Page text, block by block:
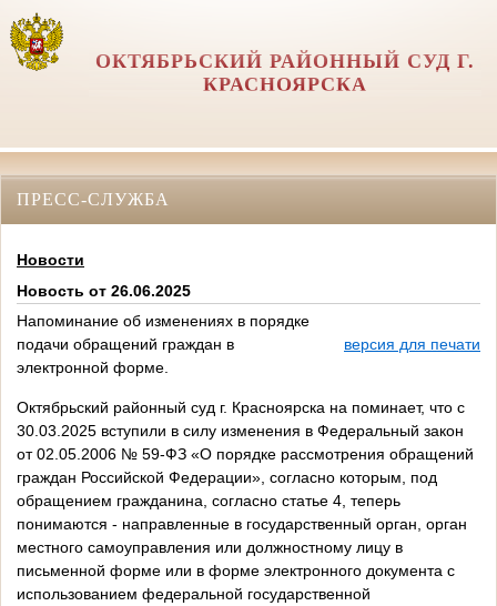
ОКТЯБРЬСКИЙ РАЙОННЫЙ СУД Г.
КРАСНОЯРСКА
ПРЕСС-СЛУЖБА
Новости
Новость от 26.06.2025
Напоминание об изменениях в порядке
подачи обращений граждан в
электронной форме.
версия для печати
Октябрьский районный суд г. Красноярска на поминает, что с
30.03.2025 вступили в силу изменения в Федеральный закон
от 02.05.2006 № 59-ФЗ «О порядке рассмотрения обращений
граждан Российской Федерации», согласно которым, под
обращением гражданина, согласно статье 4, теперь
понимаются - направленные в государственный орган, орган
местного самоуправления или должностному лицу в
письменной форме или в форме электронного документа с
использованием федеральной государственной